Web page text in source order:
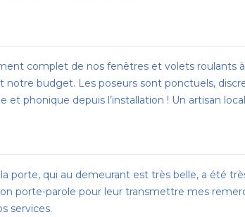
complet de nos fenêtres et volets roulants
budget. Les poseurs sont ponctuels,
phonique depuis l’installation ! Un artisan
porte, qui au demeurant est très belle, a été
porte-parole pour leur transmettre mes
services.